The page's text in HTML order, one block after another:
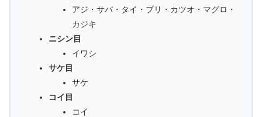
アジ・サバ・タイ・ブリ・カツオ・マグロ・
カジキ
ニシン目
イワシ
サケ目
サケ
コイ目
コイ